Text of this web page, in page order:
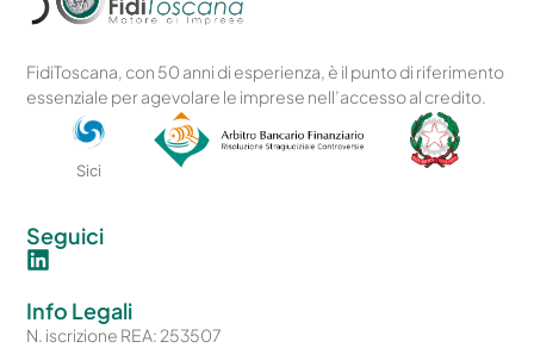
FidiToscana, con 50 anni di esperienza, è il punto di riferimento
essenziale per agevolare le imprese nell’accesso al credito.
Sici
Seguici
Info Legali
N. iscrizione REA: 253507